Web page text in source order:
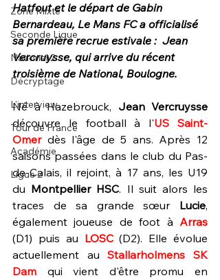
Zone Mixte
Seconde Ligue
National 2
Décryptage
L'interview
Tour de France
Académie
Ligue 2
Hatfout et le départ de Gabin
Bernardeau, Le Mans FC a officialisé
sa première recrue estivale :  Jean
Vercruysse, qui arrive du récent
troisième de National, Boulogne.
Né à Hazebrouck, Jean Vercruysse
découvre le football à l'US Saint-
Omer dès l'âge de 5 ans. Après 12
saisons passées dans le club du Pas-
de-Calais, il rejoint, à 17 ans, les U19
du Montpellier HSC. Il suit alors les
traces de sa grande sœur Lucie,
également joueuse de foot à
(D1) puis au LOSC (D2). Elle évolue
actuellement au Stallarholmens SK
Dam qui vient d'être promu en